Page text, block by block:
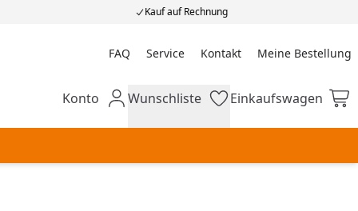
Kauf auf Rechnung
FAQ Service Kontakt Meine Bestellung
Meine Bestellung
Mein Konto
Konto Wunschliste
Wunschliste Einkaufswagen
Einkaufswagen